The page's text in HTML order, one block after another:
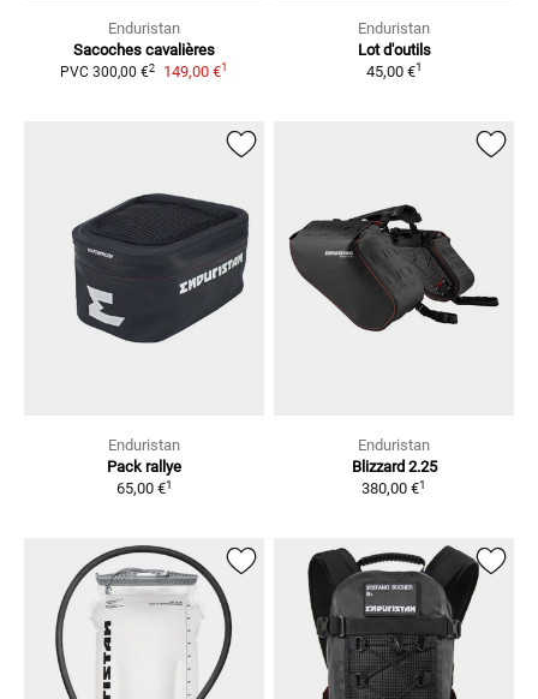
Enduristan
Sacoches cavalières
PVC 300,00 €2 149,00 €1
Enduristan
Lot d'outils
45,00 €1
Enduristan
Pack rallye
65,00 €1
Enduristan
Blizzard 2.25
380,00 €1